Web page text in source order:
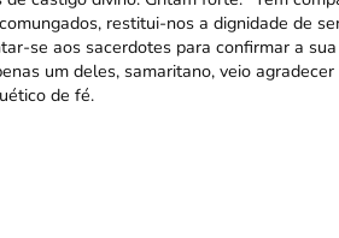
restitui-nos a dignidade de
se aos sacerdotes para confirmar a
um deles, samaritano, veio
de fé.